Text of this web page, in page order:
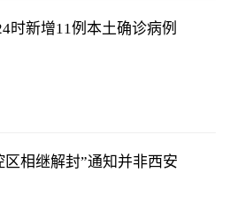
时新增11例本土确诊病例
相继解封”通知并非西安